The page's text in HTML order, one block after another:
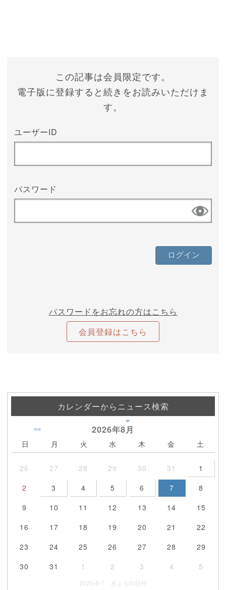
この記事は会員限定です。
電子版に登録すると続きをお読みいただけま
す。
ユーザーID
パスワード
パスワードをお忘れの方はこちら
会員登録はこちら
カレンダーからニュース検索
2026年8月
<<
日 月 火 水 木 金 土
26 27 28 29 30 31
1
2
3 4 5 6 7
8
9
10 11 12 13 14
15
16
17 18 19 20 21
22
23
24 25 26 27 28
29
30
31 1 2 3 4 5
2026-8-7 きょうの日付